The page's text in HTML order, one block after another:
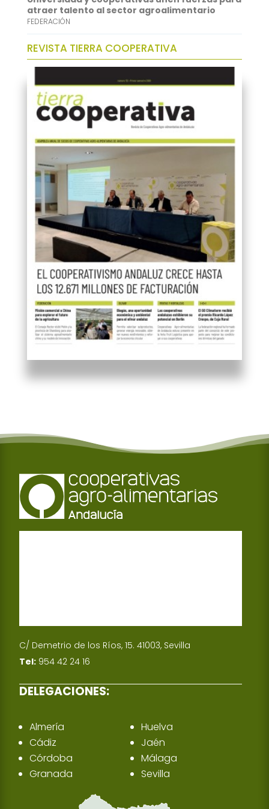
atraer talento al sector agroalimentario
FEDERACIÓN
REVISTA TIERRA COOPERATIVA
C/ Demetrio de los Ríos, 15. 41003, Sevilla
Tel: 954 42 24 16
DELEGACIONES:
Almería
Cádiz
Córdoba
Granada
Huelva
Jaén
Málaga
Sevilla